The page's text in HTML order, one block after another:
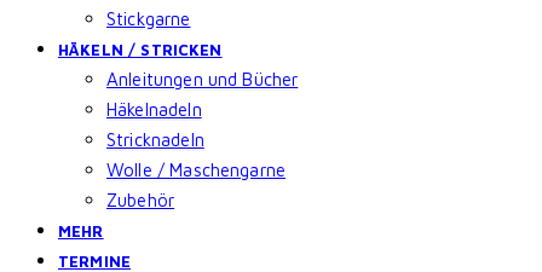
Stickgarne
HÄKELN / STRICKEN
Anleitungen und Bücher
Häkelnadeln
Stricknadeln
Wolle / Maschengarne
Zubehör
MEHR
TERMINE